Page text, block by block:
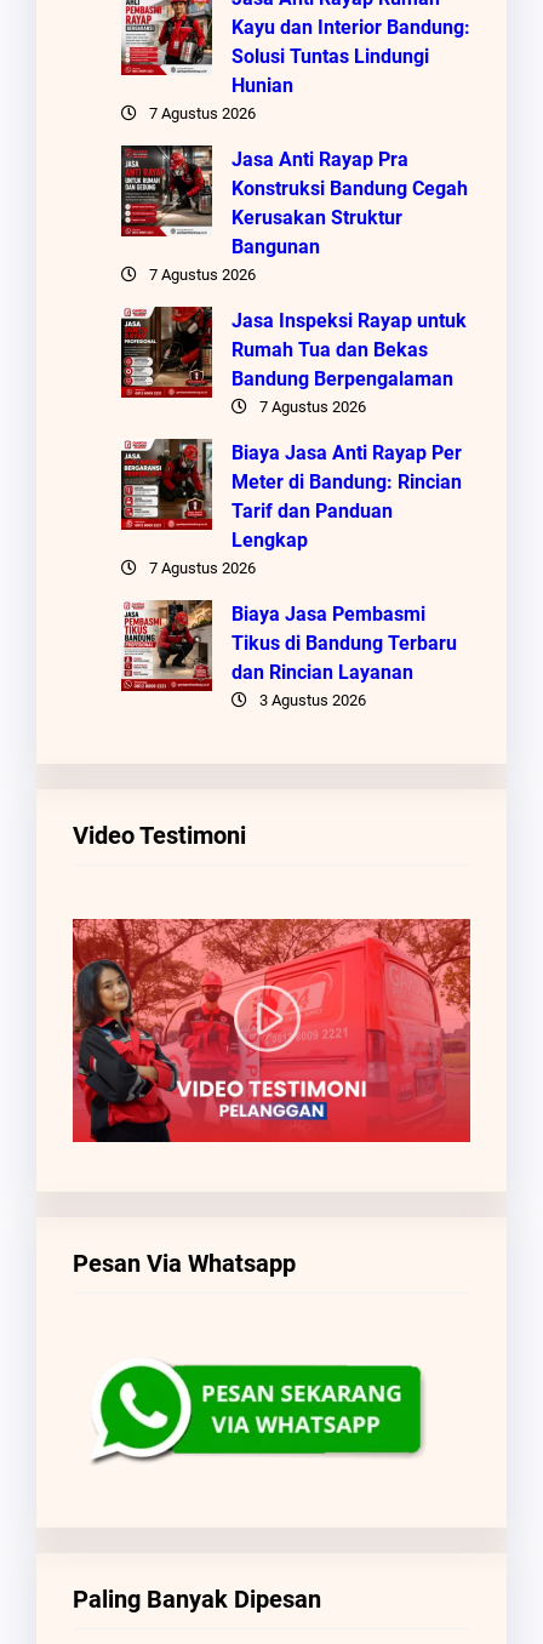
Kayu dan Interior Bandung:
Solusi Tuntas Lindungi
Hunian
7 Agustus 2026
Jasa Anti Rayap Pra
Konstruksi Bandung Cegah
Kerusakan Struktur
Bangunan
7 Agustus 2026
Jasa Inspeksi Rayap untuk
Rumah Tua dan Bekas
Bandung Berpengalaman
7 Agustus 2026
Biaya Jasa Anti Rayap Per
Meter di Bandung: Rincian
Tarif dan Panduan
Lengkap
7 Agustus 2026
Biaya Jasa Pembasmi
Tikus di Bandung Terbaru
dan Rincian Layanan
3 Agustus 2026
Video Testimoni
Pesan Via Whatsapp
Paling Banyak Dipesan